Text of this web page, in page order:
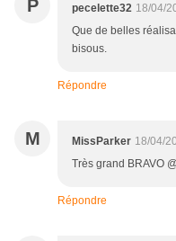
P pecelette32 18/04/
Que de belles
bisous.
Répondre
M MissParker 18/04/
Très grand BRAVO
Répondre